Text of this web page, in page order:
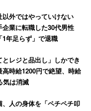
。やはり大きい会
ていると思いま
得しています。
れ、駅等で事務系
後はしばらく時
年収350万円／
外ではやっていけない
企業に転職した30代男性
年足らず」で退職
レジと品出し」しかでき
時給1200円で絶望、時給
気は消滅
人の身体を「ペチペチ叩